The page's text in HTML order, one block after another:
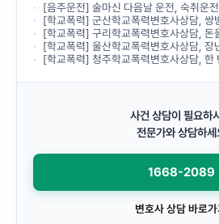
[음주운전] 술마신 다음날 운전, 숙취운
[학교폭력] 군산학교폭력변호사상담, 쌍방폭행이라는 점
[학교폭력] 구리학교폭력변호사상담, 돈을 빌려달라
[학교폭력] 울산학교폭력변호사상담, 장난으로 찍은 영
[학교폭력] 청주학교폭력변호사상담, 한 번 밀친 일로 4
사건 상담이 필요하
전문가와 상담하세
1668-2089
변호사 상담 바로가